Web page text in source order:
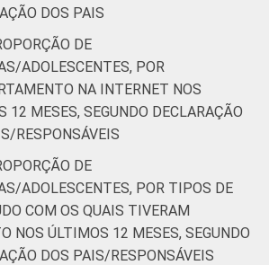
DOS PAIS
DE
ADOLESCENTES, POR
NA INTERNET NOS
12 MESES, SEGUNDO DECLARAÇÃO
RESPONSÁVEIS
DE
ADOLESCENTES, POR TIPOS DE
COM OS QUAIS TIVERAM
NOS ÚLTIMOS 12 MESES, SEGUNDO
DOS PAIS/RESPONSÁVEIS